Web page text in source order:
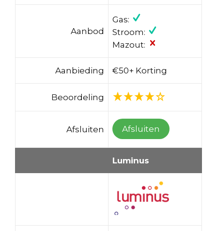
Aanbod
Gas:
Stroom:
Mazout:
Aanbieding €50+ Korting
Beoordeling
Afsluiten Afsluiten
Luminus